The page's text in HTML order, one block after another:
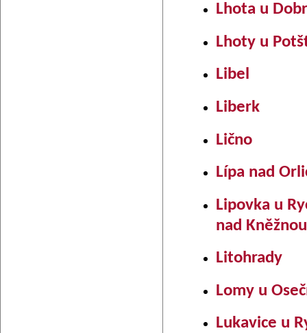
Lhota u
Lhoty u
Libel
Liberk
Lično
Lípa nad
Lipovka u
nad Kněžnou
Litohrady
Lomy u
Lukavice u